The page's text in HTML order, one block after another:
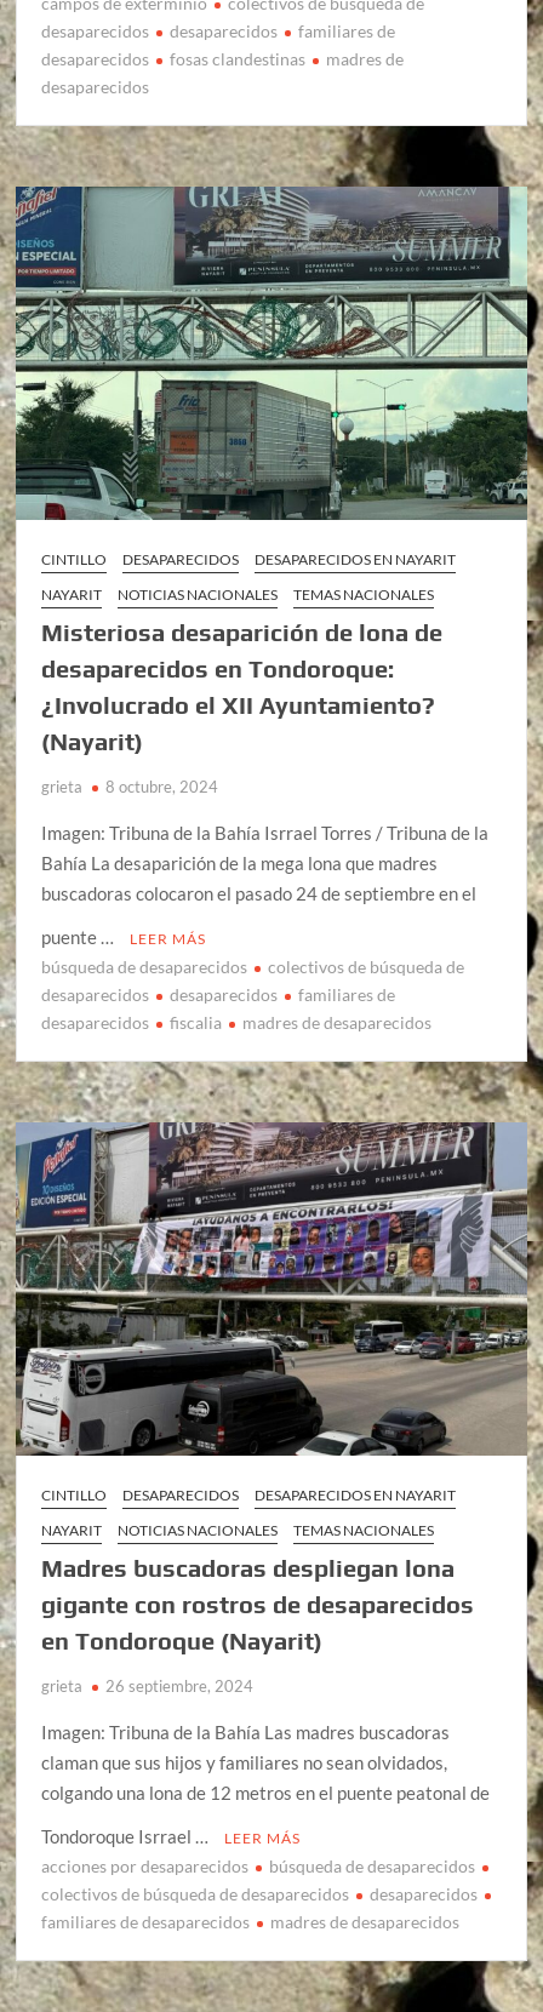
desaparecidos
desaparecidos
familiares de
desaparecidos
fosas clandestinas
madres de
desaparecidos
CINTILLO DESAPARECIDOS
DESAPARECIDOS EN NAYARIT
NAYARIT
NOTICIAS NACIONALES TEMAS NACIONALES
Misteriosa desaparición de lona de
desaparecidos en Tondoroque:
¿Involucrado el XII Ayuntamiento?
(Nayarit)
grieta 8 octubre, 2024
Imagen: Tribuna de la Bahía Isrrael Torres / Tribuna de la
Bahía La desaparición de la mega lona que madres
buscadoras colocaron el pasado 24 de septiembre en el
puente …
LEER MÁS
búsqueda de desaparecidos
colectivos de búsqueda de
desaparecidos
desaparecidos
familiares de
desaparecidos
fiscalia madres de desaparecidos
CINTILLO DESAPARECIDOS
DESAPARECIDOS EN NAYARIT
NAYARIT
NOTICIAS NACIONALES TEMAS NACIONALES
Madres buscadoras despliegan lona
gigante con rostros de desaparecidos
en Tondoroque (Nayarit)
grieta 26 septiembre, 2024
Imagen: Tribuna de la Bahía Las madres buscadoras
claman que sus hijos y familiares no sean olvidados,
colgando una lona de 12 metros en el puente peatonal de
Tondoroque Isrrael …
LEER MÁS
acciones por desaparecidos
búsqueda de desaparecidos
colectivos de búsqueda de desaparecidos
desaparecidos
familiares de desaparecidos
madres de desaparecidos